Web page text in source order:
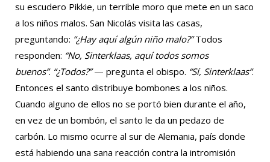
su escudero Pikkie, un terrible moro que mete en un saco
a los niños malos. San Nicolás visita las casas,
preguntando: “¿Hay aquí algún niño malo?”Todos
responden: “No, Sinterklaas, aquí todos somos
buenos”. “¿Todos?”— pregunta el obispo. “Sí, Sinterklaas”.
Entonces el santo distribuye bombones a los niños.
Cuando alguno de ellos no se portó bien durante el año,
en vez de un bombón, el santo le da un pedazo de
carbón. Lo mismo ocurre al sur de Alemania, país donde
está habiendo una sana reacción contra la intromisión